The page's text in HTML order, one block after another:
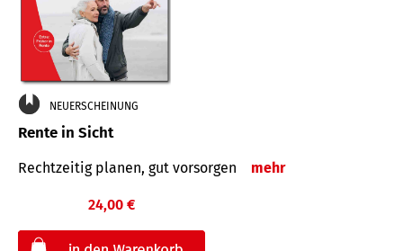
NEUERSCHEINUNG
Rente in Sicht
Rechtzeitig planen, gut vorsorgen mehr
24,00 €